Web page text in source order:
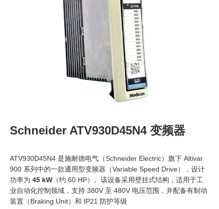
Schneider ATV930D45N4 变频器
ATV930D45N4 是施耐德电气（Schneider Electric）旗下 Altivar
900 系列中的一款通用型变频器（Variable Speed Drive），设计
功率为 45 kW （约 60 HP）。该设备采用壁挂式结构，适用于工
业自动化控制领域，支持 380V 至 480V 电压范围，并配备有制动
装置（Braking Unit）和 IP21 防护等级